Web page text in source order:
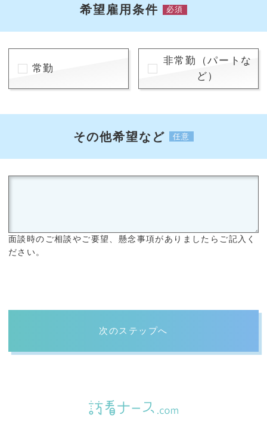
希望雇用条件 必須
常勤
非常勤（パートな
ど）
その他希望など 任意
面談時のご相談やご要望、懸念事項がありましたらご記入く
ださい。
次のステップへ